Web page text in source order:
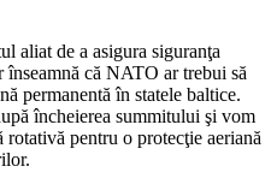
aliat de a asigura siguranţa
că NATO ar trebui să
permanentă în statele baltice.
încheierea summitului şi vom
pentru o protecţie aeriană